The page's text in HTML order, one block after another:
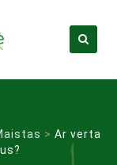
> Ar verta